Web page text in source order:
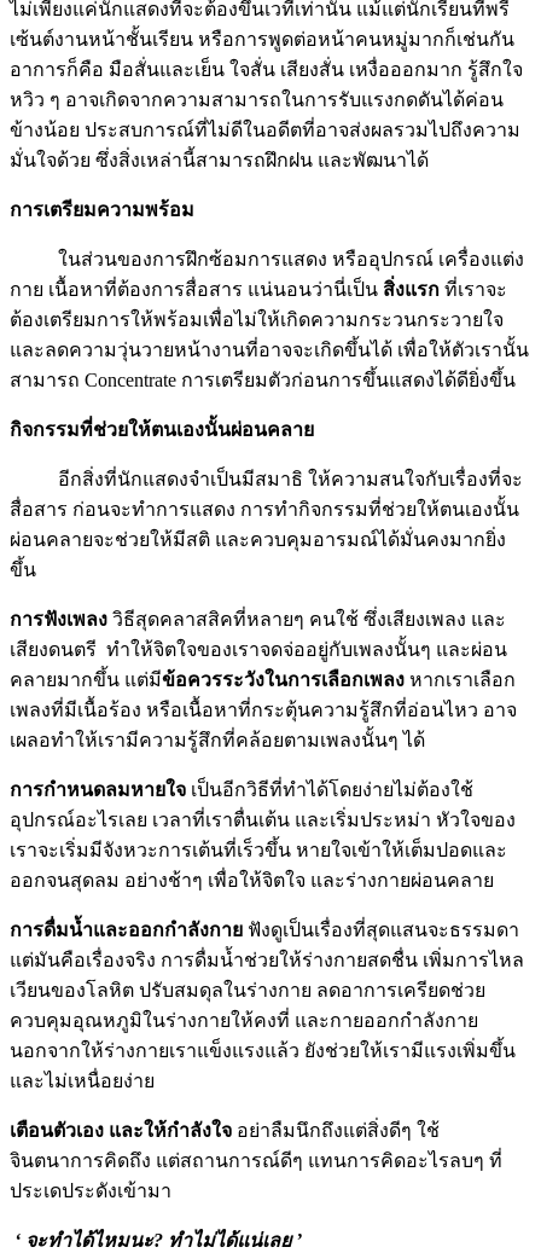
ไม่เพียงแค่นักแสดงที่จะต้องขึ้นเวทีเท่านั้น แม้แต่นักเรียนที่พรี
เซ้นต์งานหน้าชั้นเรียน หรือการพูดต่อหน้าคนหมู่มากก็เช่นกัน
อาการก็คือ มือสั่นและเย็น ใจสั่น เสียงสั่น เหงื่อออกมาก รู้สึกใจ
หวิว ๆ อาจเกิดจากความสามารถในการรับแรงกดดันได้ค่อน
ข้างน้อย ประสบการณ์ที่ไม่ดีในอดีตที่อาจส่งผลรวมไปถึงความ
มั่นใจด้วย ซึ่งสิ่งเหล่านี้สามารถฝึกฝน และพัฒนาได้
การเตรียมความพร้อม
ในส่วนของการฝึกซ้อมการแสดง หรืออุปกรณ์ เครื่องแต่ง
กาย เนื้อหาที่ต้องการสื่อสาร แน่นอนว่านี่เป็น สิ่งแรก ที่เราจะ
ต้องเตรียมการให้พร้อมเพื่อไม่ให้เกิดความกระวนกระวายใจ
และลดความวุ่นวายหน้างานที่อาจจะเกิดขึ้นได้ เพื่อให้ตัวเรานั้น
สามารถ Concentrate การเตรียมตัวก่อนการขึ้นแสดงได้ดียิ่งขึ้น
กิจกรรมที่ช่วยให้ตนเองนั้นผ่อนคลาย
อีกสิ่งที่นักแสดงจำเป็นมีสมาธิ ให้ความสนใจกับเรื่องที่จะ
สื่อสาร ก่อนจะทำการแสดง การทำกิจกรรมที่ช่วยให้ตนเองนั้น
ผ่อนคลายจะช่วยให้มีสติ และควบคุมอารมณ์ได้มั่นคงมากยิ่ง
ขึ้น
การฟังเพลง วิธีสุดคลาสสิคที่หลายๆ คนใช้ ซึ่งเสียงเพลง และ
เสียงดนตรี ทำให้จิตใจของเราจดจ่ออยู่กับเพลงนั้นๆ และผ่อน
คลายมากขึ้น แต่มีข้อควรระวังในการเลือกเพลง หากเราเลือก
เพลงที่มีเนื้อร้อง หรือเนื้อหาที่กระตุ้นความรู้สึกที่อ่อนไหว อาจ
เผลอทำให้เรามีความรู้สึกที่คล้อยตามเพลงนั้นๆ ได้
การกำหนดลมหายใจ เป็นอีกวิธีที่ทำได้โดยง่ายไม่ต้องใช้
อุปกรณ์อะไรเลย เวลาที่เราตื่นเต้น และเริ่มประหม่า หัวใจของ
เราจะเริ่มมีจังหวะการเต้นที่เร็วขึ้น หายใจเข้าให้เต็มปอดและ
ออกจนสุดลม อย่างช้าๆ เพื่อให้จิตใจ และร่างกายผ่อนคลาย
การดื่มน้ำและออกกำลังกาย ฟังดูเป็นเรื่องที่สุดแสนจะธรรมดา
แต่มันคือเรื่องจริง การดื่มน้ำช่วยให้ร่างกายสดชื่น เพิ่มการไหล
เวียนของโลหิต ปรับสมดุลในร่างกาย ลดอาการเครียดช่วย
ควบคุมอุณหภูมิในร่างกายให้คงที่ และกายออกกำลังกาย
นอกจากให้ร่างกายเราแข็งแรงแล้ว ยังช่วยให้เรามีแรงเพิ่มขึ้น
และไม่เหนื่อยง่าย
เตือนตัวเอง และให้กำลังใจ อย่าลืมนึกถึงแต่สิ่งดีๆ ใช้
จินตนาการคิดถึง แต่สถานการณ์ดีๆ แทนการคิดอะไรลบๆ ที่
ประเดประดังเข้ามา
‘ จะทำได้ไหมนะ? ทำไม่ได้แน่เลย ’